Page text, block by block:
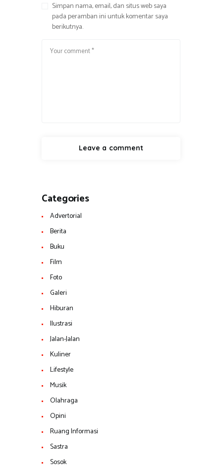
Simpan nama, email, dan situs web saya
pada peramban ini untuk komentar saya
berikutnya.
Categories
Advertorial
Berita
Buku
Film
Foto
Galeri
Hiburan
Ilustrasi
Jalan-Jalan
Kuliner
Lifestyle
Musik
Olahraga
Opini
Ruang Informasi
Sastra
Sosok